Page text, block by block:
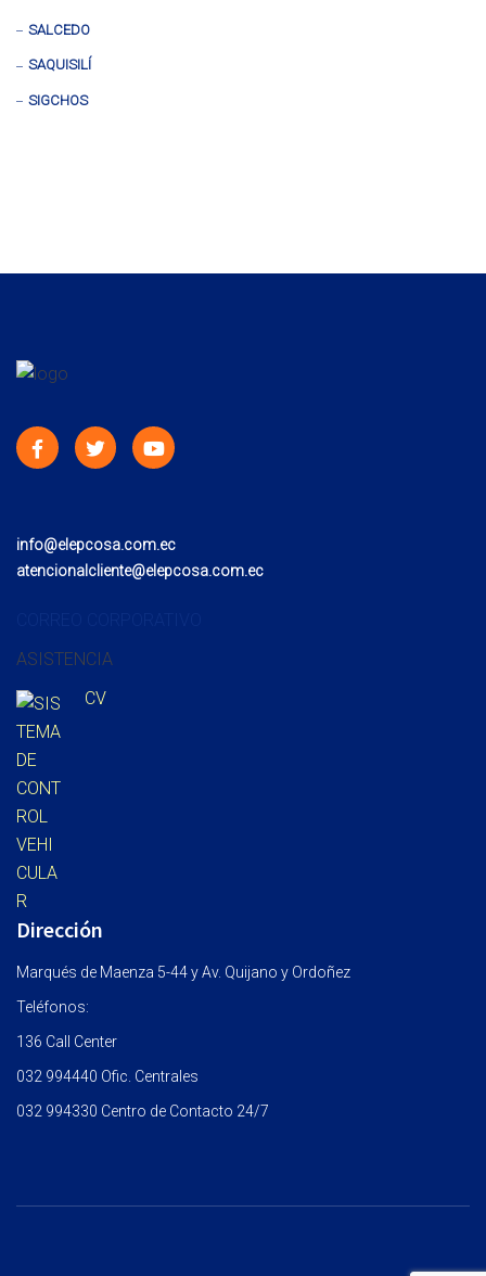
SALCEDO
SAQUISILÍ
SIGCHOS
info@elepcosa.com.ec
atencionalcliente@elepcosa.com.ec
ASISTENCIA
CV
Dirección
Marqués de Maenza 5-44 y Av. Quijano y Ordoñez
Teléfonos:
136 Call Center
032 994440 Ofic. Centrales
032 994330 Centro de Contacto 24/7